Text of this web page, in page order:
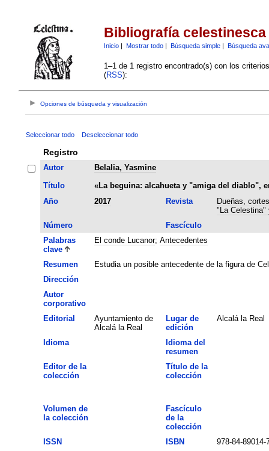
Bibliografía celestinesca
Inicio| Mostrar todo| Búsqueda simple| Búsqueda
1–1 de 1 registro encontrado(s) con los
(RSS):
Opciones de búsqueda y visualización
Seleccionar todo Deseleccionar todo
Registro
Autor
Belalia, Yasmine
Título
«La beguina: alcahueta y "amiga del diablo",
Año
2017 Revista
Dueñas,
"La Celestina"
Número
Fascículo
Palabras
clave
El conde Lucanor; Antecedentes
Resumen
Estudia un posible antecedente de la figura de
Dirección
Autor
corporativo
Editorial
Ayuntamiento de
Alcalá la Real
Lugar de
edición
Alcalá la Real
Idioma
Idioma del
resumen
Editor de la
colección
Título de la
colección
Volumen de
la colección
Fascículo
de la
colección
ISSN
ISBN
978-84-89014-